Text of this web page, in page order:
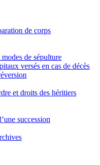
de corps
modes de sépulture
versés en cas de décès
et droits des héritiers
succession